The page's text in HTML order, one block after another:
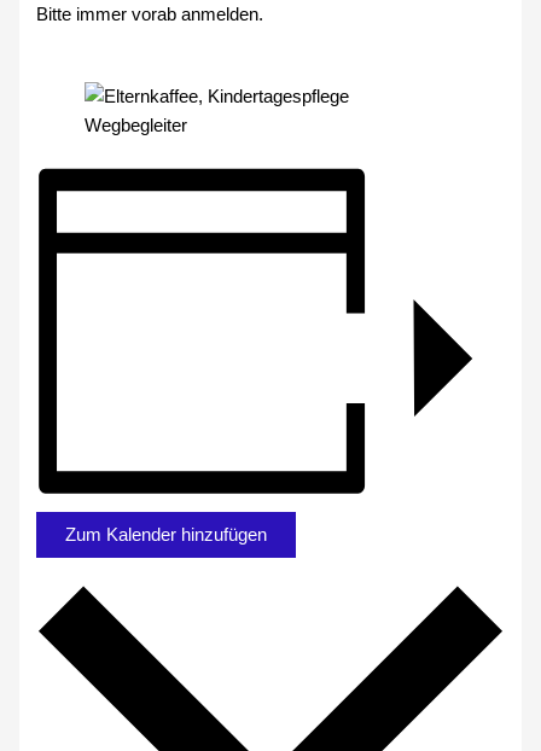
Bitte immer vorab anmelden.
Zum Kalender hinzufügen